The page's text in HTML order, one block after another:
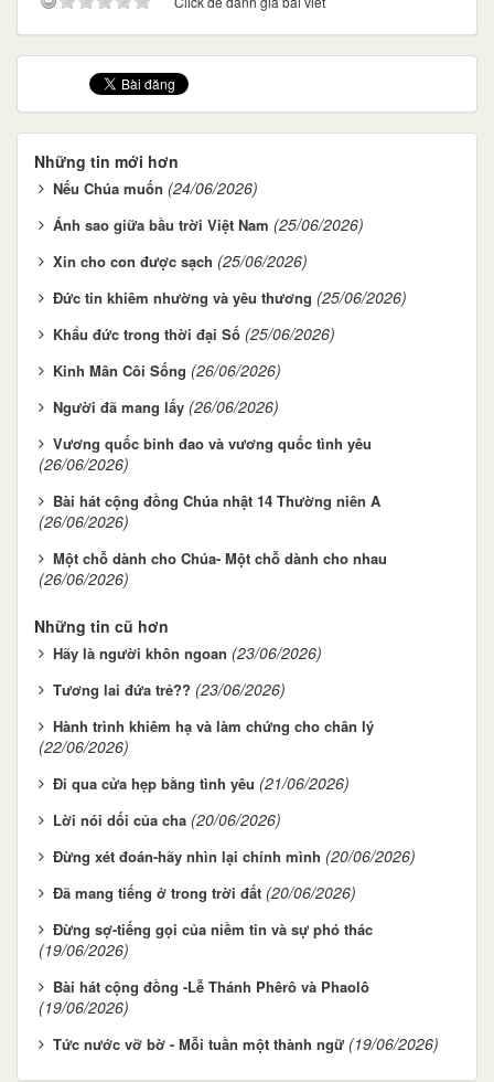
Những tin mới hơn
Nếu Chúa muốn (24/06/2026)
Ánh sao giữa bầu trời Việt Nam (25/06/2026)
Xin cho con được sạch (25/06/2026)
Đức tin khiêm nhường và yêu thương (25/06/2026)
Khẩu đức trong thời đại Số (25/06/2026)
Kinh Mân Côi Sống (26/06/2026)
Người đã mang lấy (26/06/2026)
Vương quốc binh đao và vương quốc tình yêu
(26/06/2026)
Bài hát cộng đồng Chúa nhật 14 Thường niên A
(26/06/2026)
Một chỗ dành cho Chúa- Một chỗ dành cho nhau
(26/06/2026)
Những tin cũ hơn
Hãy là người khôn ngoan (23/06/2026)
Tương lai đứa trẻ?? (23/06/2026)
Hành trình khiêm hạ và làm chứng cho chân lý
(22/06/2026)
Đi qua cửa hẹp bằng tình yêu (21/06/2026)
Lời nói dối của cha (20/06/2026)
Đừng xét đoán-hãy nhìn lại chính mình (20/06/2026)
Đã mang tiếng ở trong trời đất (20/06/2026)
Đừng sợ-tiếng gọi của niềm tin và sự phó thác
(19/06/2026)
Bài hát cộng đồng -Lễ Thánh Phêrô và Phaolô
(19/06/2026)
Tức nước vỡ bờ - Mỗi tuần một thành ngữ (19/06/2026)